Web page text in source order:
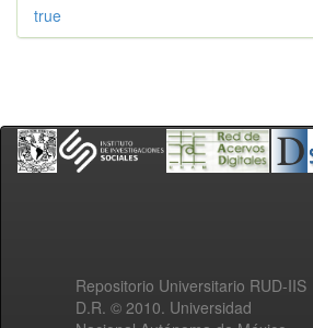
true
Repositorio Universitario RUD-IIS
D.R. © 2010. Universidad